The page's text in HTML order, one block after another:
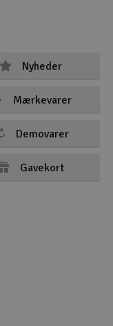
Nyheder
Mærkevarer
Demovarer
Gavekort